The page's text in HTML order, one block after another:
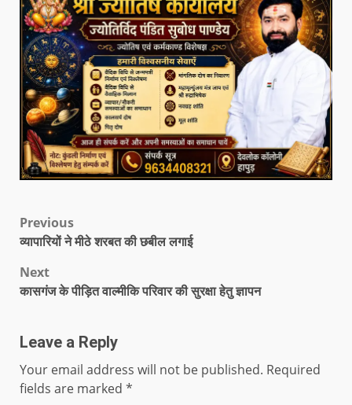
Previous
व्यापारियों ने मीठे शरबत की छबील लगाई
Next
कासगंज के पीड़ित वाल्मीकि परिवार की सुरक्षा हेतु ज्ञापन
Leave a Reply
Your email address will not be published. Required
fields are marked *